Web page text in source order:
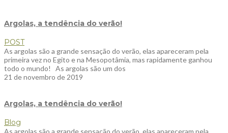
Argolas, a tendência do verão!⁠
POST
As argolas são a grande sensação do verão, elas apareceram pela
primeira vez no Egito e na Mesopotâmia, mas rapidamente ganhou
todo o mundo! ⁠ ⁠ As argolas são um dos
21 de novembro de 2019
Argolas, a tendência do verão!
Blog
As argolas são a grande sensação do verão, elas apareceram pela